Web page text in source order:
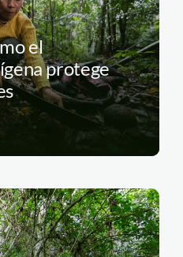
el
protege